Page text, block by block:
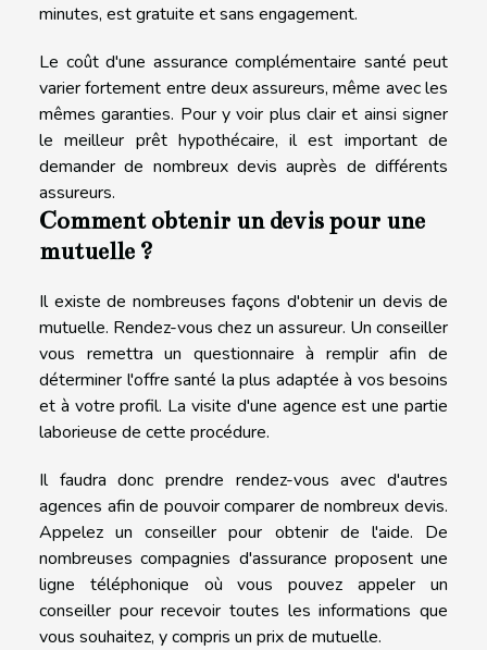
minutes, est gratuite et sans engagement.
Le coût d'une assurance complémentaire santé peut
varier fortement entre deux assureurs, même avec les
mêmes garanties. Pour y voir plus clair et ainsi signer
le meilleur prêt hypothécaire, il est important de
demander de nombreux devis auprès de différents
assureurs.
Comment obtenir un devis pour une
mutuelle ?
Il existe de nombreuses façons d'obtenir un devis de
mutuelle. Rendez-vous chez un assureur. Un conseiller
vous remettra un questionnaire à remplir afin de
déterminer l'offre santé la plus adaptée à vos besoins
et à votre profil. La visite d'une agence est une partie
laborieuse de cette procédure.
Il faudra donc prendre rendez-vous avec d'autres
agences afin de pouvoir comparer de nombreux devis.
Appelez un conseiller pour obtenir de l'aide. De
nombreuses compagnies d'assurance proposent une
ligne téléphonique où vous pouvez appeler un
conseiller pour recevoir toutes les informations que
vous souhaitez, y compris un prix de mutuelle.